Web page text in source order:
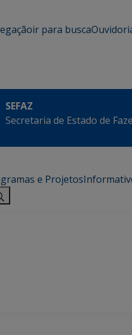
ir para busca
SEFAZ
Secretaria de Estado de
e Projetos